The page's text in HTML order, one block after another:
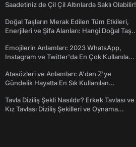
Saadetiniz de Çil Çil Altınlarda Saklı Olabilir!
Doğal Taşların Merak Edilen Tüm Etkileri,
Enerjileri ve Şifa Alanları: Hangi Doğal Taş
Emojilerin Anlamları: 2023 WhatsApp,
Instagram ve Twitter'da En Çok Kullanılan
Atasözleri ve Anlamları: A'dan Z'ye
Gündelik Hayatta En Sık Kullanılan
Tavla Diziliş Şekli Nasıldır? Erkek Tavlası ve
Kız Tavlası Diziliş Şekilleri ve Oynama